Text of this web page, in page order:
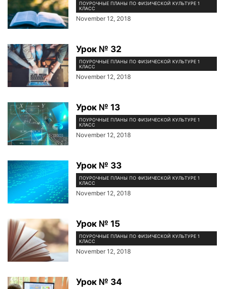
ПОУРОЧНЫЕ ПЛАНЫ ПО ФИЗИЧЕСКОЙ КУЛЬТУРЕ 1
КЛАСС
November 12, 2018
Урок № 32
ПОУРОЧНЫЕ ПЛАНЫ ПО ФИЗИЧЕСКОЙ КУЛЬТУРЕ 1
КЛАСС
November 12, 2018
Урок № 13
ПОУРОЧНЫЕ ПЛАНЫ ПО ФИЗИЧЕСКОЙ КУЛЬТУРЕ 1
КЛАСС
November 12, 2018
Урок № 33
ПОУРОЧНЫЕ ПЛАНЫ ПО ФИЗИЧЕСКОЙ КУЛЬТУРЕ 1
КЛАСС
November 12, 2018
Урок № 15
ПОУРОЧНЫЕ ПЛАНЫ ПО ФИЗИЧЕСКОЙ КУЛЬТУРЕ 1
КЛАСС
November 12, 2018
Урок № 34